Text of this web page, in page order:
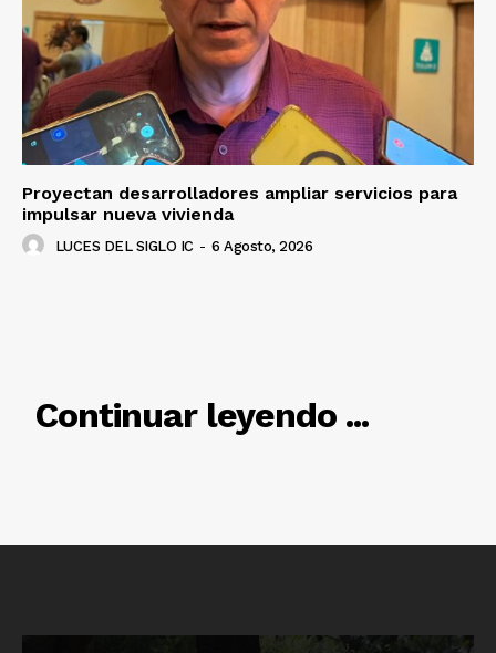
Proyectan desarrolladores ampliar servicios para
impulsar nueva vivienda
LUCES DEL SIGLO IC - 6 Agosto, 2026
Continuar leyendo ...
RELACIONADO